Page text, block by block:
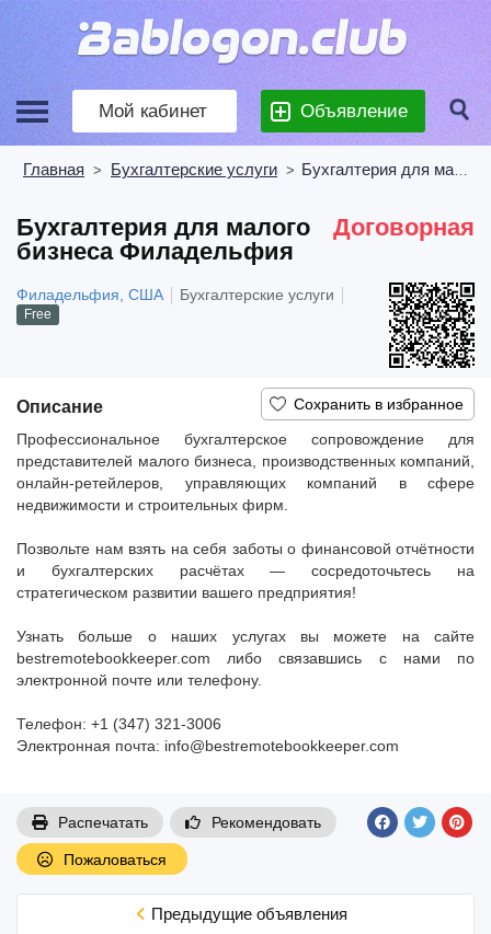
Мой кабинет Объявление
Главная > Бухгалтерские услуги > Бухгалтерия для малого бизнеса Филадельфия
Договорная
Бухгалтерия для малого
бизнеса Филадельфия
Филадельфия, США Бухгалтерские услуги
Free
Описание
Профессиональное бухгалтерское сопровождение для
представителей малого бизнеса, производственных компаний,
онлайн-ретейлеров, управляющих компаний в сфере
недвижимости и строительных фирм.
Позвольте нам взять на себя заботы о финансовой отчётности
и бухгалтерских расчётах — сосредоточьтесь на
стратегическом развитии вашего предприятия!
Узнать больше о наших услугах вы можете на сайте
bestremotebookkeeper.com либо связавшись с нами по
электронной почте или телефону.
Телефон: +1 (347) 321-3006
Электронная почта: info@bestremotebookkeeper.com
Распечатать Рекомендовать
Пожаловаться
Предыдущие объявления